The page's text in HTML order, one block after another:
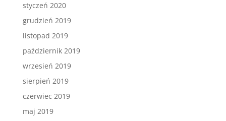
styczeń 2020
grudzień 2019
listopad 2019
październik 2019
wrzesień 2019
sierpień 2019
czerwiec 2019
maj 2019